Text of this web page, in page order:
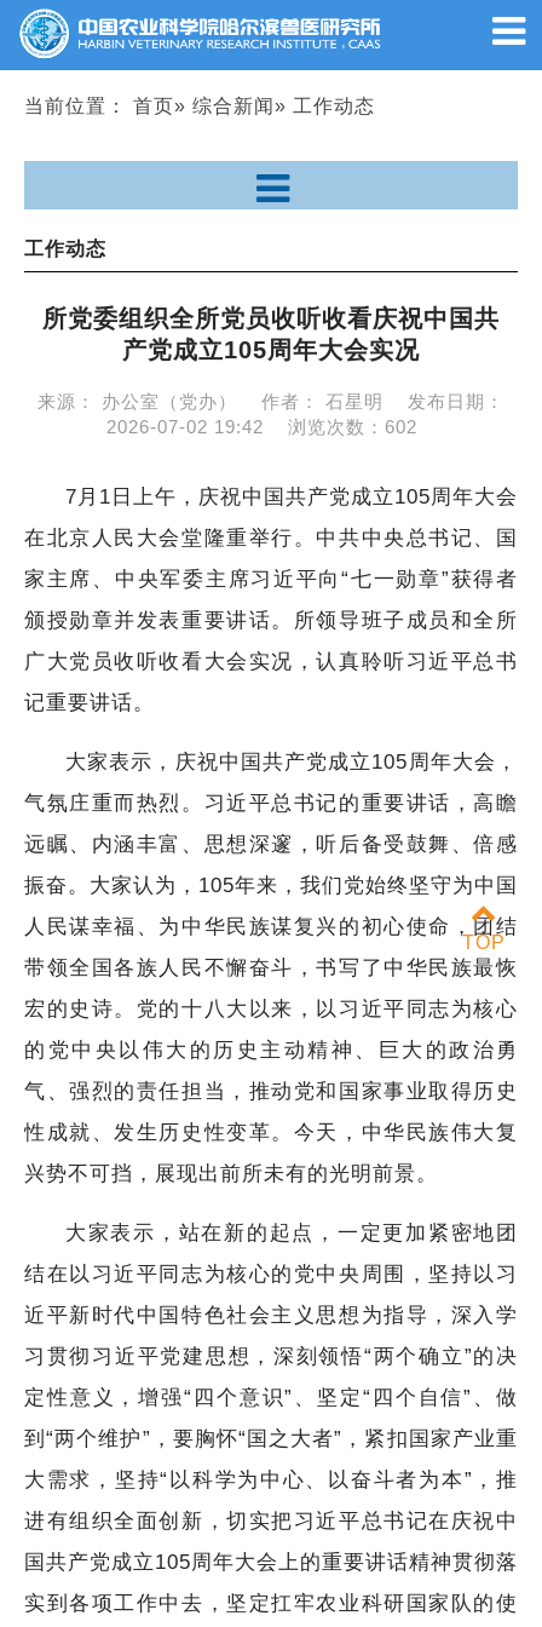
当前位置： 首页» 综合新闻» 工作动态
工作动态
所党委组织全所党员收听收看庆祝中国共
产党成立105周年大会实况
来源： 办公室（党办） 作者： 石星明
发布日期：
2026-07-02 19:42
浏览次数： 602
7月1日上午，庆祝中国共产党成立105周年大会
在北京人民大会堂隆重举行。中共中央总书记、国
家主席、中央军委主席习近平向“七一勋章”获得者
颁授勋章并发表重要讲话。所领导班子成员和全所
广大党员收听收看大会实况，认真聆听习近平总书
记重要讲话。
大家表示，庆祝中国共产党成立105周年大会，
气氛庄重而热烈。习近平总书记的重要讲话，高瞻
远瞩、内涵丰富、思想深邃，听后备受鼓舞、倍感
振奋。大家认为，105年来，我们党始终坚守为中国
人民谋幸福、为中华民族谋复兴的初心使命，团结
带领全国各族人民不懈奋斗，书写了中华民族最恢
宏的史诗。党的十八大以来，以习近平同志为核心
的党中央以伟大的历史主动精神、巨大的政治勇
气、强烈的责任担当，推动党和国家事业取得历史
性成就、发生历史性变革。今天，中华民族伟大复
兴势不可挡，展现出前所未有的光明前景。
大家表示，站在新的起点，一定更加紧密地团
结在以习近平同志为核心的党中央周围，坚持以习
近平新时代中国特色社会主义思想为指导，深入学
习贯彻习近平党建思想，深刻领悟“两个确立”的决
定性意义，增强“四个意识”、坚定“四个自信”、做
到“两个维护”，要胸怀“国之大者”，紧扣国家产业重
大需求，坚持“以科学为中心、以奋斗者为本”，推
进有组织全面创新，切实把习近平总书记在庆祝中
国共产党成立105周年大会上的重要讲话精神贯彻落
实到各项工作中去，坚定扛牢农业科研国家队的使
TOP